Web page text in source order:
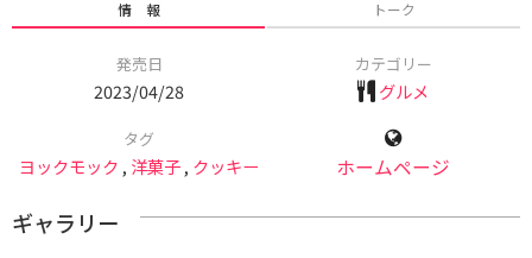
情 報 トーク
発売日
2023/04/28
カテゴリー
グルメ
タグ
ヨックモック , 洋菓子, クッキー ホームページ
ギャラリー